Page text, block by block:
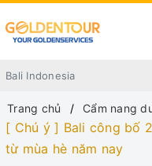
Trang chủ Cẩm nang
[ Chú ý ] Bali công bố
từ mùa hè năm nay